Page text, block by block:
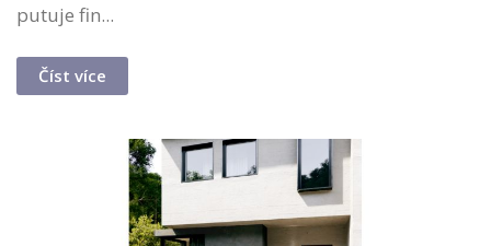
putuje fin...
Číst více